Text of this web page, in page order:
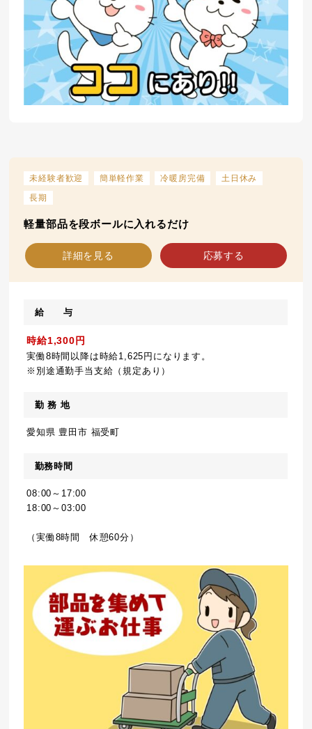
未経験者歓迎 簡単軽作業 冷暖房完備
土日休み
長期
軽量部品を段ボールに入れるだけ
詳細を見る 応募する
給 与
時給1,300円
実働8時間以降は時給1,625円になります。
※別途通勤手当支給（規定あり）
勤 務 地
愛知県 豊田市 福受町
勤務時間
08:00～17:00
18:00～03:00
（実働8時間 休憩60分）